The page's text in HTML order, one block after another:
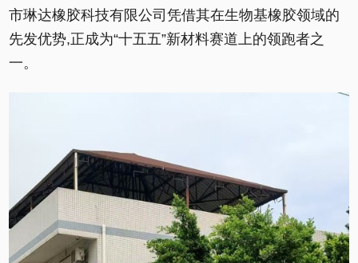
市琳达橡胶科技有限公司凭借其在生物基橡胶领域的
先发优势,正成为“十五五”新材料赛道上的领跑者之
一。